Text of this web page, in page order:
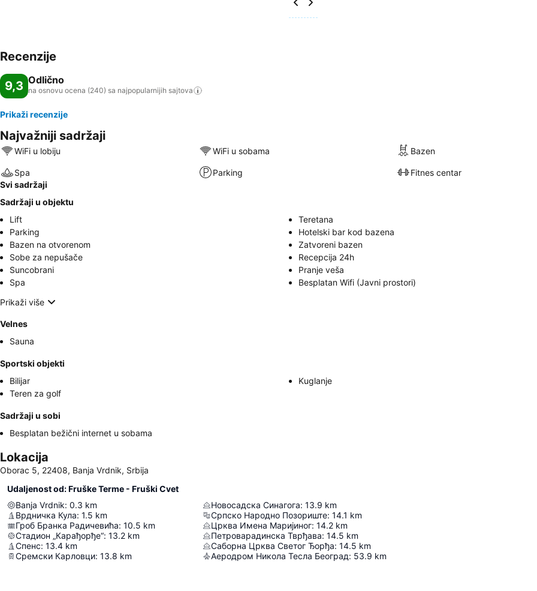
Recenzije
9,3 Odlično
na osnovu ocena (240) sa najpopularnijih sajtova
Prikaži recenzije
Najvažniji sadržaji
WiFi u lobiju WiFi u sobama Bazen
Spa Parking
Fitnes centar
Svi sadržaji
Sadržaji u objektu
Lift
Teretana
Parking
Hotelski bar kod bazena
Bazen na otvorenom
Zatvoreni bazen
Sobe za nepušače
Recepcija 24h
Suncobrani
Pranje veša
Spa
Besplatan Wifi (Javni prostori)
Prikaži više
Velnes
Sauna
Sportski objekti
Bilijar
Kuglanje
Teren za golf
Sadržaji u sobi
Besplatan bežični internet u sobama
Lokacija
Oborac 5, 22408, Banja Vrdnik, Srbija
Udaljenost od: Fruške Terme - Fruški Cvet
Banja Vrdnik: 0.3 km
Врдничка Кула: 1.5 km
Гроб Бранка Радичевића: 10.5 km
Стадион „Карађорђе“: 13.2 km
Спенс: 13.4 km
Сремски Карловци: 13.8 km
Новосадска Синагога: 13.9 km
Српско Народно Позориште: 14.1 km
Црква Имена Маријиног: 14.2 km
Петроварадинска Тврђава: 14.5 km
Саборна Црква Светог Ђорђа: 14.5 km
Аеродром Никола Тесла Београд: 53.9 km